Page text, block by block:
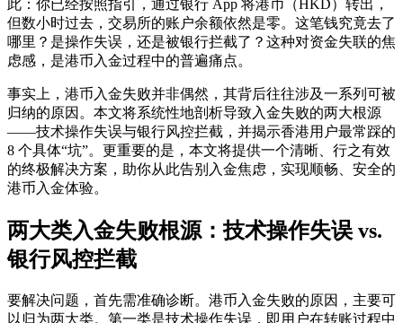
此：你已经按照指引，通过银行 App 将港币（HKD）转出，
但数小时过去，交易所的账户余额依然是零。这笔钱究竟去了
哪里？是操作失误，还是被银行拦截了？这种对资金失联的焦
虑感，是港币入金过程中的普遍痛点。
事实上，港币入金失败并非偶然，其背后往往涉及一系列可被
归纳的原因。本文将系统性地剖析导致入金失败的两大根源
——技术操作失误与银行风控拦截 ，并揭示香港用户最常踩的
8 个具体“坑”。更重要的是，本文将提供一个清晰、行之有效
的终极解决方案，助你从此告别入金焦虑，实现顺畅、安全的
港币入金体验。
两大类入金失败根源：技术操作失误 vs.
银行风控拦截
要解决问题，首先需准确诊断。港币入金失败的原因，主要可
以归为两大类。第一类是技术操作失误 ，即用户在转账过程中